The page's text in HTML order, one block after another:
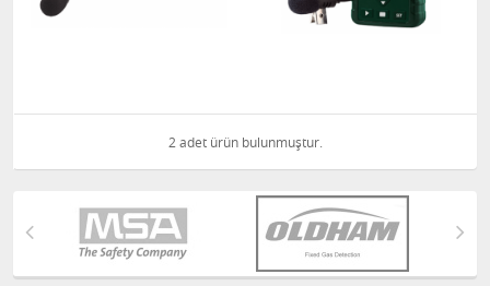
2 adet ürün bulunmuştur.